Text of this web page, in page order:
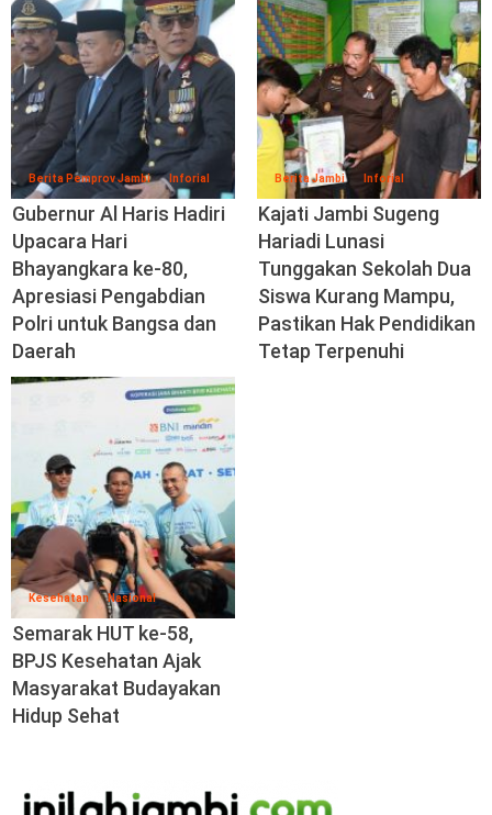
Berita Pemprov Jambi Inforial
Gubernur Al Haris Hadiri
Upacara Hari
Bhayangkara ke-80,
Apresiasi Pengabdian
Polri untuk Bangsa dan
Daerah
Berita Jambi Inforial
Kajati Jambi Sugeng
Hariadi Lunasi
Tunggakan Sekolah Dua
Siswa Kurang Mampu,
Pastikan Hak Pendidikan
Tetap Terpenuhi
Kesehatan Nasional
Semarak HUT ke-58,
BPJS Kesehatan Ajak
Masyarakat Budayakan
Hidup Sehat